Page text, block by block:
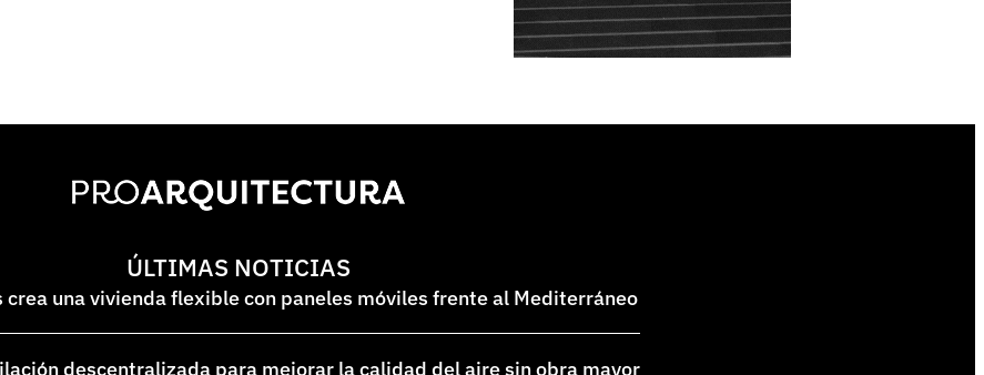
ÚLTIMAS NOTICIAS
crea una vivienda flexible con paneles móviles frente al Mediterráneo
descentralizada para mejorar la calidad del aire sin obra mayor